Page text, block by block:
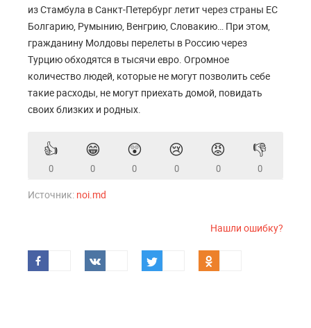
из Стамбула в Санкт-Петербург летит через страны ЕС
Болгарию, Румынию, Венгрию, Словакию… При этом,
гражданину Молдовы перелеты в Россию через
Турцию обходятся в тысячи евро. Огромное
количество людей, которые не могут позволить себе
такие расходы, не могут приехать домой, повидать
своих близких и родных.
👍
0
😁
0
😲
0
😢
0
😡
0
👎
0
Источник: noi.md
Нашли ошибку?